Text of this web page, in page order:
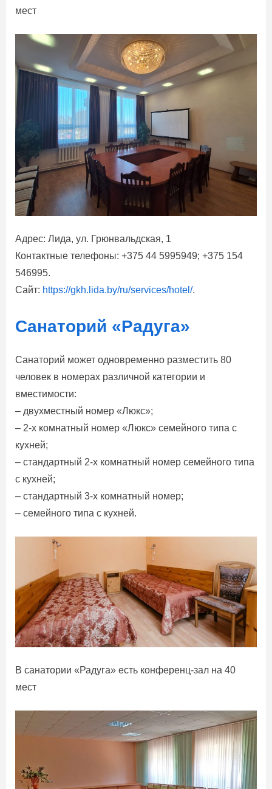
мест
Адрес: Лида, ул. Грюнвальдская, 1
Контактные телефоны: +375 44 5995949; +375 154
546995.
Сайт: https://gkh.lida.by/ru/services/hotel/.
Санаторий «Радуга»
Санаторий может одновременно разместить 80
человек в номерах различной категории и
вместимости:
– двухместный номер «Люкс»;
– 2-х комнатный номер «Люкс» семейного типа с
кухней;
– стандартный 2-х комнатный номер семейного типа
с кухней;
– стандартный 3-х комнатный номер;
– семейного типа с кухней.
В санатории «Радуга» есть конференц-зал на 40
мест